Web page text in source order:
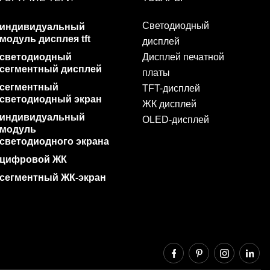
индивидуальный
модуль дисплея tft
светодиодный
сегментный дисплей
сегментный
светодиодный экран
индивидуальный
модуль
светодиодного экрана
цифровой ЖК
сегментный ЖК-экран
Светодиодный
дисплей
Дисплей печатной
платы
TFT-дисплей
ЖК дисплей
OLED-дисплей